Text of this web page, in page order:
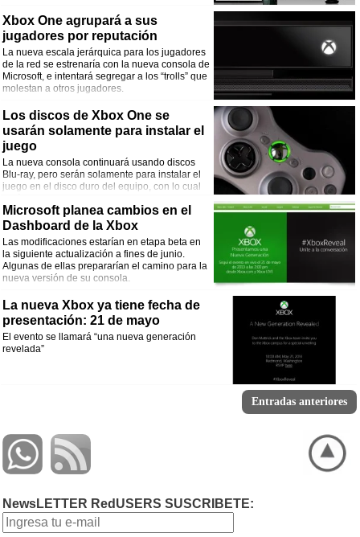
Xbox One agrupará a sus
jugadores por reputación
La nueva escala jerárquica para los jugadores
de la red se estrenaría con la nueva consola de
Microsoft, e intentará segregar a los “trolls” que
molestan a otros jugadores.
Los discos de Xbox One se
usarán solamente para instalar el
juego
La nueva consola continuará usando discos
Blu-ray, pero serán solamente para instalar el
juego en el disco duro del equipo, con lo cual
juguemos.
Microsoft planea cambios en el
Dashboard de la Xbox
Las modificaciones estarían en etapa beta en
la siguiente actualización a fines de junio.
Algunas de ellas prepararían el camino para la
nueva versión de su consola.
La nueva Xbox ya tiene fecha de
presentación: 21 de mayo
El evento se llamará “una nueva generación
revelada”
Entradas anteriores
NewsLETTER RedUSERS SUSCRIBETE: